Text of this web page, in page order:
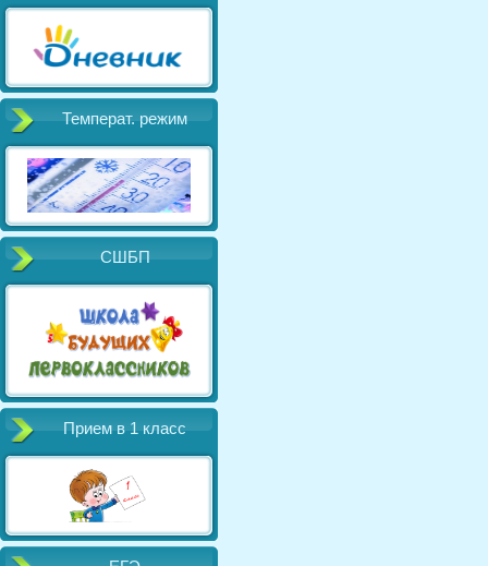
Температ. режим
СШБП
Прием в 1 класс